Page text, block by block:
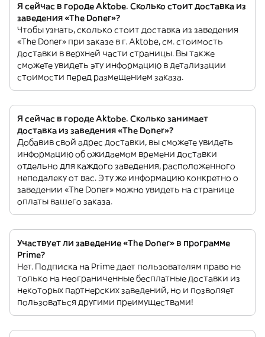
Я сейчас в городе Aktobe. Сколько стоит доставка из
заведения «The Doner»?
Чтобы узнать, сколько стоит доставка из заведения
«The Doner» при заказе в г. Aktobe, см. стоимость
доставки в верхней части страницы. Вы также
сможете увидеть эту информацию в детализации
стоимости перед размещением заказа.
Я сейчас в городе Aktobe. Сколько занимает
доставка из заведения «The Doner»?
Добавив свой адрес доставки, вы сможете увидеть
информацию об ожидаемом времени доставки
отдельно для каждого заведения, расположенного
неподалеку от вас. Эту же информацию конкретно о
заведении «The Doner» можно увидеть на странице
оплаты вашего заказа.
Участвует ли заведение «The Doner» в программе
Prime?
Нет. Подписка на Prime дает пользователям право не
только на неограниченные бесплатные доставки из
некоторых партнерских заведений, но и позволяет
пользоваться другими преимуществами!